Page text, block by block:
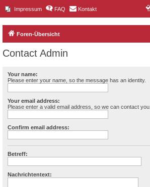
Impressum FAQ Kontakt
Foren-Übersicht
Contact Admin
Your name:
Please enter your name, so the message has an identity.
Your email address:
Please enter a valid email address, so we can contact you.
Confirm email address:
Betreff:
Nachrichtentext: